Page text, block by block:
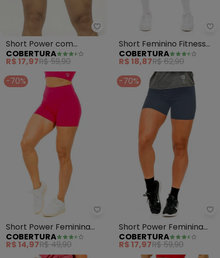
Cobertura - Short Power com
Short Power com
Recorte Feminina (Azul)
COBERTURA
R$ 17,97R$ 59,90
Short Feminino Fitness
(Rosa)
COBERTURA
R$ 18,87R$ 62,90
-70%
Cobertura - Short Power
Short Power Feminina
(Rosa )
COBERTURA
R$ 14,97R$ 49,90
-70%
Short Power Feminina
(Cinza)
COBERTURA
R$ 17,97R$ 59,90